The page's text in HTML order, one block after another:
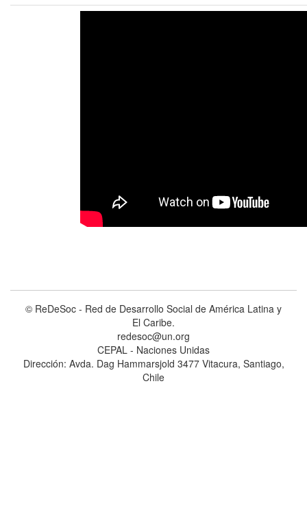
© ReDeSoc - Red de Desarrollo Social de América Latina y
El Caribe.
redesoc@un.org
CEPAL - Naciones Unidas
Dirección: Avda. Dag Hammarsjold 3477 Vitacura, Santiago,
Chile